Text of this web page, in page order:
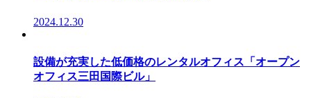
2024.12.30
設備が充実した低価格のレンタルオフィス「オープン
オフィス三田国際ビル」